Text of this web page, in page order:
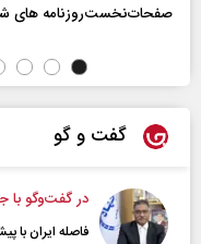
صفحات‌نخست‌روزنامه ها‌ی شنبه ۱۷
گفت و گو
در گفت‌و‌گو با
فاصله ایران